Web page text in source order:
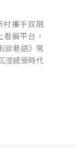
村攜手双融
展平台，
談巷語》常
浸感受時代